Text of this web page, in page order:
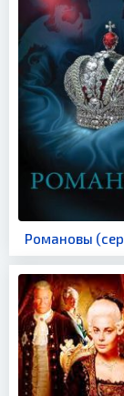
Романовы